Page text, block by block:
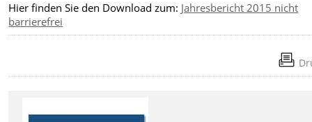
Hier finden Sie den Download zum: Jahresbericht 2015 nicht
barrierefrei